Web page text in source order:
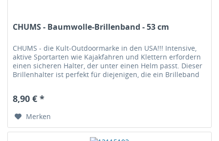
CHUMS - Baumwolle-Brillenband - 53 cm
CHUMS - die Kult-Outdoormarke in den USA!!! Intensive,
aktive Sportarten wie Kajakfahren und Klettern erfordern
einen sicheren Halter, der unter einen Helm passt. Dieser
Brillenhalter ist perfekt für diejenigen, die ein Brilleband
8,90 € *
Merken